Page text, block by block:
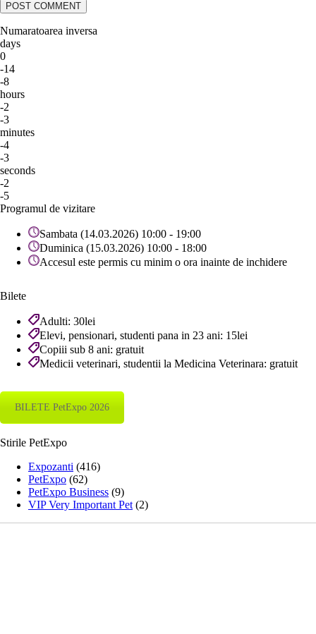
Numaratoarea inversa
days
0
-14
-8
hours
-2
-3
minutes
-4
-3
seconds
-2
-5
Programul de vizitare
Sambata (14.03.2026) 10:00 - 19:00
Duminica (15.03.2026) 10:00 - 18:00
Accesul este permis cu minim o ora inainte de inchidere
Bilete
Adulti: 30lei
Elevi, pensionari, studenti pana in 23 ani: 15lei
Copiii sub 8 ani: gratuit
Medicii veterinari, studentii la Medicina Veterinara: gratuit
BILETE PetExpo 2026
Stirile PetExpo
Expozanti (416)
PetExpo (62)
PetExpo Business (9)
VIP Very Important Pet (2)